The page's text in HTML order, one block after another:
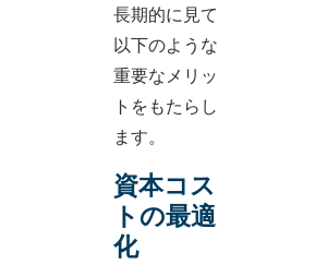
長期的に見て
以下のような
重要なメリッ
トをもたらし
ます。
資本コス
トの最適
化